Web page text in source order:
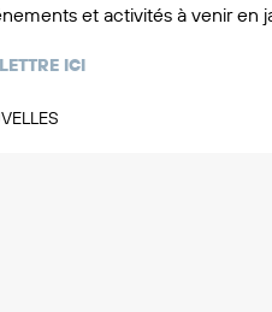
et activités à venir en
ICI